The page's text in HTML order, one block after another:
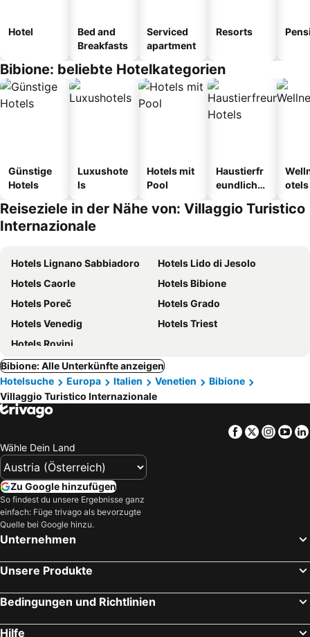
Hotel
Bed and
Breakfasts
Serviced
apartment
Resorts
Bibione: beliebte Hotelkategorien
Günstige
Hotels
Luxushote
ls
Hotels mit
Pool
Haustierfr
eundliche
otels
Reiseziele in der Nähe von: Villaggio Turistico
Internazionale
Hotels Lignano Sabbiadoro
Hotels Lido di Jesolo
Hotels Caorle
Hotels Bibione
Hotels Poreč
Hotels Grado
Hotels Venedig
Hotels Triest
Hotels Rovinj
Bibione: Alle Unterkünfte anzeigen
Hotelsuche
Europa Italien Venetien
Bibione
Villaggio Turistico Internazionale
Facebook
Twitter
Wähle Dein Land
Zu Google hinzufügen
So findest du unsere Ergebnisse ganz
einfach: Füge trivago als bevorzugte
Quelle bei Google hinzu.
Unternehmen
Unsere Produkte
Bedingungen und Richtlinien
Hilfe